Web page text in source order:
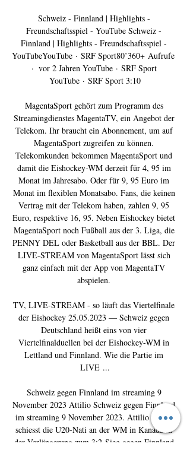
Schweiz - Finnland | Highlights -
Freundschaftsspiel - YouTube Schweiz -
Finnland | Highlights - Freundschaftsspiel -
YouTubeYouTube · SRF Sport80’360+ Aufrufe
·  vor 2 Jahren YouTube · SRF Sport
YouTube · SRF Sport 3:10
MagentaSport gehört zum Programm des
Streamingdienstes MagentaTV, ein Angebot der
Telekom. Ihr braucht ein Abonnement, um auf
MagentaSport zugreifen zu können.
Telekomkunden bekommen MagentaSport und
damit die Eishockey-WM derzeit für 4, 95 im
Monat im Jahresabo. Oder für 9, 95 Euro im
Monat im flexiblen Monatsabo. Fans, die keinen
Vertrag mit der Telekom haben, zahlen 9, 95
Euro, respektive 16, 95. Neben Eishockey bietet
MagentaSport noch Fußball aus der 3. Liga, die
PENNY DEL oder Basketball aus der BBL. Der
LIVE-STREAM von MagentaSport lässt sich
ganz einfach mit der App von MagentaTV
abspielen.
TV, LIVE-STREAM - so läuft das Viertelfinale
der Eishockey 25.05.2023 — Schweiz gegen
Deutschland heißt eins von vier
Viertelfinalduellen bei der Eishockey-WM in
Lettland und Finnland. Wie die Partie im
LIVE ...
Schweiz gegen Finnland im streaming 9
November 2023 Attilio Schweiz gegen Finnland
im streaming 9 November 2023. Attilio Biasca
schiesst die U20-Nati an der WM in Kanada in
der Verlängerung zum 3:2-Sieg gegen Finnland.